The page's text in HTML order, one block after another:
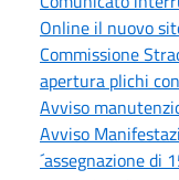
Online il nuovo
Commissione
apertura plichi
Avviso
Avviso
´assegnazione di